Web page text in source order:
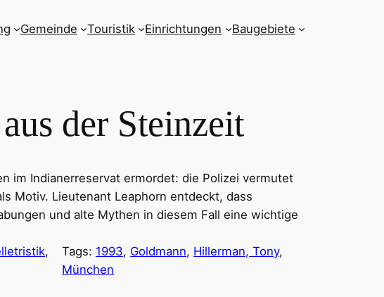
Gemeinde Touristik Einrichtungen Baugebiete
der Steinzeit
im Indianerreservat ermordet: die Polizei vermutet
Motiv. Lieutenant Leaphorn entdeckt, dass
und alte Mythen in diesem Fall eine wichtige
Tags: 1993, Goldmann, Hillerman, Tony
München